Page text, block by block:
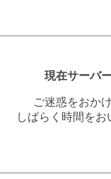
現在サーバ
ご迷惑をおか
しばらく時間を